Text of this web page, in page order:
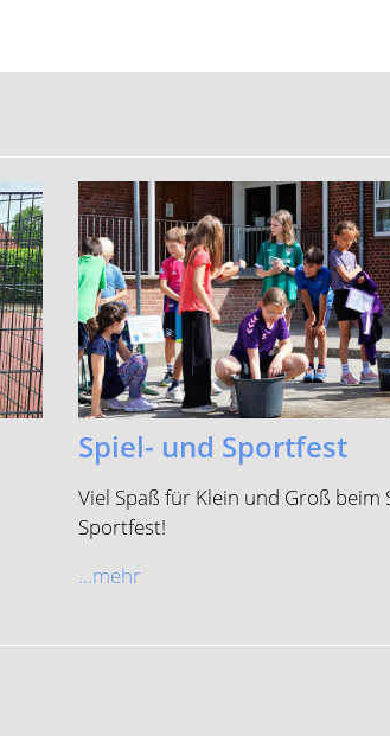
Spiel- und Sportfest
Viel Spaß für Klein und Groß beim
Sportfest!
...mehr